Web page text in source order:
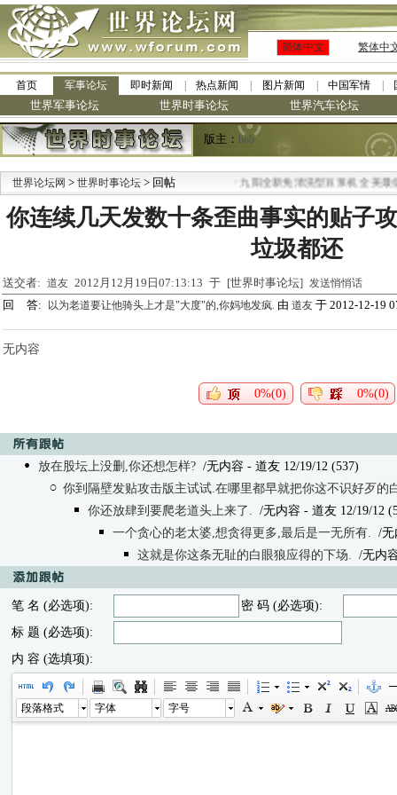
简体中文 繁体中
首页 军事论坛 即时新闻 热点新闻 图片新闻 中国军情
世界军事论坛 世界时事论坛 世界汽车论坛
版主： bob
世界论坛网 > 世界时事论坛 > 回帖 九阳全新免清洗型豆浆机 全美最低
你连续几天发数十条歪曲事实的贴子
垃圾都还
送交者: 道友 2012月12月19日07:13:13 于 [世界时事论坛] 发送悄悄话
回 答: 以为老道要让他骑头上才是"大度"的,你妈地发疯. 由 道友 于 2012-12-19
无内容
0%(0) 0%(0)
放在股坛上没删,你还想怎样? /无内容 - 道友 12/19/12 (537)
你到隔壁发贴攻击版主试试.在哪里都早就把你这不识好歹的
你还放肆到要爬老道头上来了. /无内容 - 道友 12/19/12
一个贪心的老太婆,想贪得更多,最后是一无所有. /无
这就是你这条无耻的白眼狼应得的下场. /无内
笔 名 (必选项):
密 码 (必选项):
标 题 (必选项):
内 容 (选填项):
段落格式 字体 字号